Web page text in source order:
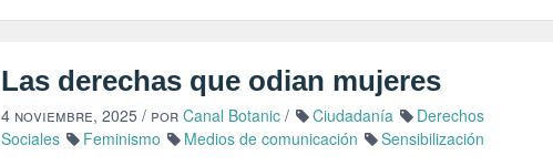
Las derechas que odian mujeres
4 noviembre, 2025 / por Canal Botanic/ Ciudadanía
Derechos
Sociales
Feminismo Medios de comunicación Sensibilización